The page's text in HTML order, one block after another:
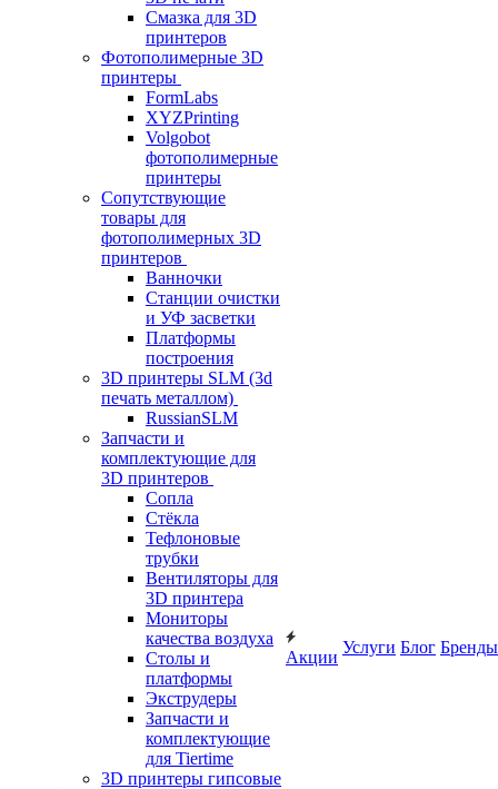
Смазка для 3D
принтеров
Фотополимерные 3D
принтеры
FormLabs
XYZPrinting
Volgobot
фотополимерные
принтеры
Сопутствующие
товары для
фотополимерных 3D
принтеров
Ванночки
Станции очистки
и УФ засветки
Платформы
построения
3D принтеры SLM (3d
печать металлом)
RussianSLM
Запчасти и
комплектующие для
3D принтеров
Сопла
Cтёкла
Тефлоновые
трубки
Вентиляторы для
3D принтера
Мониторы
качества воздуха
Столы и
платформы
Экструдеры
Запчасти и
комплектующие
для Tiertime
3D принтеры гипсовые
Акции
Услуги Блог Бренды